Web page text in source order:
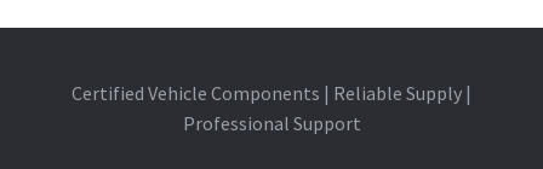
Certified Vehicle Components | Reliable Supply |
Professional Support